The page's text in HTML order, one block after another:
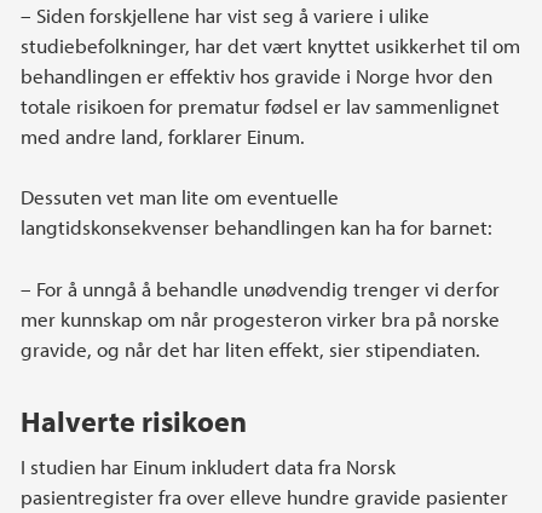
– Siden forskjellene har vist seg å variere i ulike
studiebefolkninger, har det vært knyttet usikkerhet til om
behandlingen er effektiv hos gravide i Norge hvor den
totale risikoen for prematur fødsel er lav sammenlignet
med andre land, forklarer Einum.
Dessuten vet man lite om eventuelle
langtidskonsekvenser behandlingen kan ha for barnet:
– For å unngå å behandle unødvendig trenger vi derfor
mer kunnskap om når progesteron virker bra på norske
gravide, og når det har liten effekt, sier stipendiaten.
Halverte risikoen
I studien har Einum inkludert data fra Norsk
pasientregister fra over elleve hundre gravide pasienter